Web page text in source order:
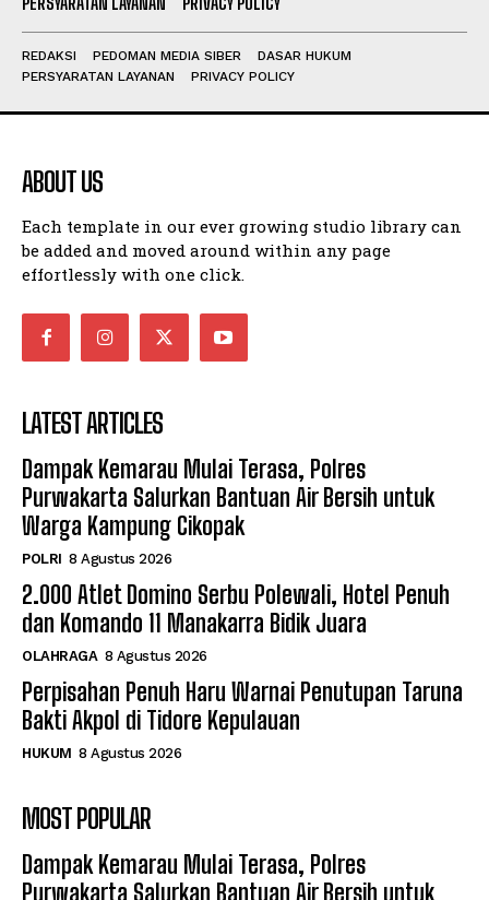
REDAKSI PEDOMAN MEDIA SIBER
DASAR HUKUM
PERSYARATAN LAYANAN
PRIVACY POLICY
ABOUT US
Each template in our ever growing studio library can
be added and moved around within any page
effortlessly with one click.
LATEST ARTICLES
Dampak Kemarau Mulai Terasa, Polres
Purwakarta Salurkan Bantuan Air Bersih untuk
Warga Kampung Cikopak
POLRI 8 Agustus 2026
2.000 Atlet Domino Serbu Polewali, Hotel Penuh
dan Komando 11 Manakarra Bidik Juara
OLAHRAGA 8 Agustus 2026
Perpisahan Penuh Haru Warnai Penutupan Taruna
Bakti Akpol di Tidore Kepulauan
HUKUM 8 Agustus 2026
MOST POPULAR
Dampak Kemarau Mulai Terasa, Polres
Purwakarta Salurkan Bantuan Air Bersih untuk